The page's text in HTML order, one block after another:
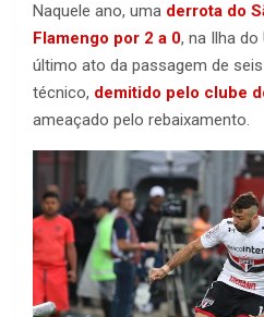
Naquele ano, uma derrota do
Flamengo por 2 a 0, na Ilha do
último ato da passagem de
técnico, demitido pelo clube
ameaçado pelo rebaixamento.